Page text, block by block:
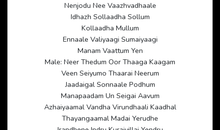
Nenjodu Nee Vaazhvadhaale
Idhazh Sollaadha Sollum
Kollaadha Mullum
Ennaale Valiyaagi Sumaiyaagi
Manam Vaattum Yen
Male: Neer Thedum Oor Thaaga Kaagam
Veen Seiyumo Thaarai Neerum
Jaadaigal Sonnaale Podhum
Manapaadam Un Seigai Aavum
Azhaiyaamal Vandha Virundhaali Kaadhal
Thayangaamal Madai Yerudhe